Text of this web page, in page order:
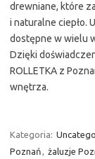
drewniane, które
i naturalne ciepło.
dostępne w wielu
Dzięki
ROLLETKA z
wnętrza.
Kategoria:
Poznań, żaluzje